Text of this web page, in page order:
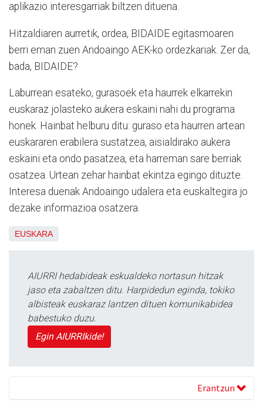
aplikazio interesgarriak biltzen dituena.
Hitzaldiaren aurretik, ordea, BIDAIDE egitasmoaren
berri eman zuen Andoaingo AEK-ko ordezkariak. Zer da,
bada, BIDAIDE?
Laburrean esateko, gurasoek eta haurrek elkarrekin
euskaraz jolasteko aukera eskaini nahi du programa
honek. Hainbat helburu ditu: guraso eta haurren artean
euskararen erabilera sustatzea, aisialdirako aukera
eskaini eta ondo pasatzea, eta harreman sare berriak
osatzea. Urtean zehar hainbat ekintza egingo dituzte.
Interesa duenak Andoaingo udalera eta euskaltegira jo
dezake informazioa osatzera.
EUSKARA
AIURRI hedabideak eskualdeko nortasun hitzak
jaso eta zabaltzen ditu. Harpidedun eginda, tokiko
albisteak euskaraz lantzen dituen komunikabidea
babestuko duzu.
Egin AIURRIkide!
Erantzun